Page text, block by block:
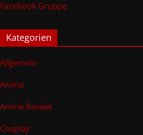
Facebook Gruppe
Kategorien
Allgemein
Anime
Anime Review
Cosplay